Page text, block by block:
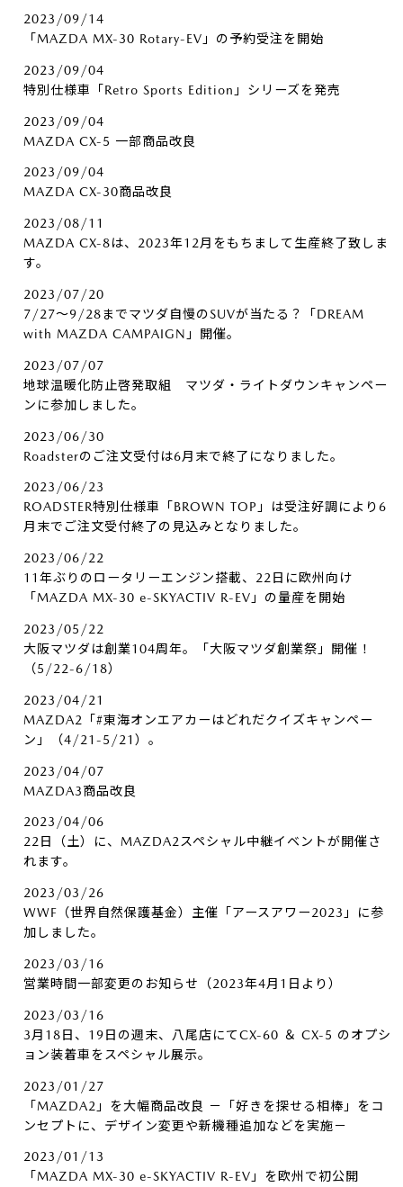
2023/09/14
「MAZDA MX-30 Rotary-EV」の予約受注を開始
2023/09/04
特別仕様車「Retro Sports Edition」シリーズを発売
2023/09/04
MAZDA CX-5 一部商品改良
2023/09/04
MAZDA CX-30商品改良
2023/08/11
MAZDA CX-8は、2023年12月をもちまして生産終了致しま
す。
2023/07/20
7/27～9/28までマツダ自慢のSUVが当たる？「DREAM
with MAZDA CAMPAIGN」開催。
2023/07/07
地球温暖化防止啓発取組 マツダ・ライトダウンキャンペー
ンに参加しました。
2023/06/30
Roadsterのご注文受付は6月末で終了になりました。
2023/06/23
ROADSTER特別仕様車「BROWN TOP」は受注好調により6
月末でご注文受付終了の見込みとなりました。
2023/06/22
11年ぶりのロータリーエンジン搭載、22日に欧州向け
「MAZDA MX-30 e-SKYACTIV R-EV」の量産を開始
2023/05/22
大阪マツダは創業104周年。「大阪マツダ創業祭」開催！
（5/22-6/18）
2023/04/21
MAZDA2「#東海オンエアカーはどれだクイズキャンペー
ン」（4/21-5/21）。
2023/04/07
MAZDA3商品改良
2023/04/06
22日（土）に、MAZDA2スペシャル中継イベントが開催さ
れます。
2023/03/26
WWF（世界自然保護基金）主催「アースアワー2023」に参
加しました。
2023/03/16
営業時間一部変更のお知らせ（2023年4月1日より）
2023/03/16
3月18日、19日の週末、八尾店にてCX-60 ＆ CX-5 のオプシ
ョン装着車をスペシャル展示。
2023/01/27
「MAZDA2」を大幅商品改良 －「好きを探せる相棒」をコ
ンセプトに、デザイン変更や新機種追加などを実施－
2023/01/13
「MAZDA MX-30 e-SKYACTIV R-EV」を欧州で初公開